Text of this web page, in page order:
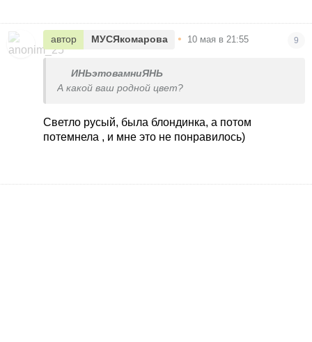
автор МУСЯкомарова • 10 мая в 21:55 9
ИНЬэтовамниЯНЬ
А какой ваш родной цвет?
Светло русый, была блондинка, а потом
потемнела , и мне это не понравилось)